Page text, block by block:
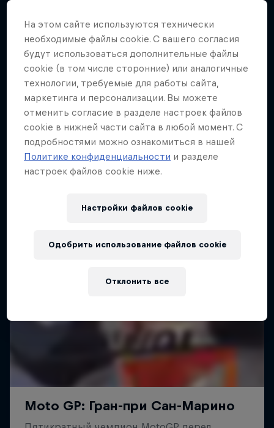
On Pace with Pastrana
Вы сможете угнаться за ними?
АВТО-МОТО
На этом сайте иcпользуются технически
необходимые файлы cookie. С вашего согласия
будут использоваться дополнительные файлы
cookie (в том числе сторонние) или аналогичные
технологии, требуемые для работы сайта,
маркетинга и персонализации. Вы можете
отменить согласие в разделе настроек файлов
cookie в нижней части сайта в любой момент. С
подробностями можно ознакомиться в нашей
Политике конфиденциальности и разделе
настроек файлов cookie ниже.
Настройки файлов cookie
Отклонить все
Одобрить использование файлов cookie